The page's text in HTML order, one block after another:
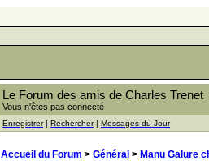
Le Forum des amis de Charles Trenet
Vous n'êtes pas connecté
Enregistrer| Rechercher| Messages du Jour
Accueil du Forum > Général > Manu Galure